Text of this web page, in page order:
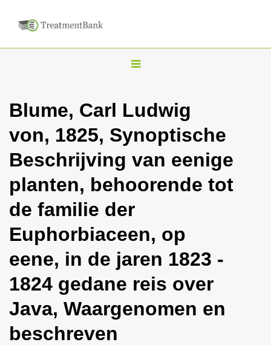
T
g
l
n
a
i
g
t
n
Blume, Carl Ludwig
von, 1825, Synoptische
Beschrijving van eenige
planten, behoorende tot
de familie der
Euphorbiaceen, op
eene, in de jaren 1823 -
1824 gedane reis over
Java, Waargenomen en
beschreven